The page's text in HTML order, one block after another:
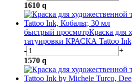
1610 q
быстрый просмотрКраска для
татуировки КРАСКА Tattoo
-
+
1570 q